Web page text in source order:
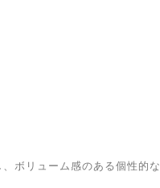
ボリューム感のある個性的な